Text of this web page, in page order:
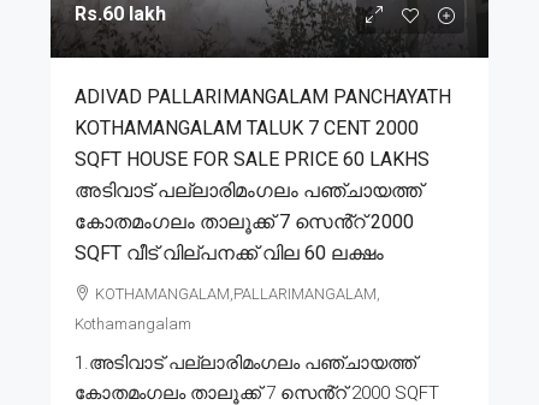
Rs.60 lakh
ADIVAD PALLARIMANGALAM PANCHAYATH
KOTHAMANGALAM TALUK 7 CENT 2000
SQFT HOUSE FOR SALE PRICE 60 LAKHS
അടിവാട് പല്ലാരിമംഗലം പഞ്ചായത്ത്
കോതമംഗലം താലൂക്ക് 7 സെൻ്റ് 2000
SQFT വീട് വില്പനക്ക് വില 60 ലക്ഷം
KOTHAMANGALAM,PALLARIMANGALAM,
Kothamangalam
1.അടിവാട് പല്ലാരിമംഗലം പഞ്ചായത്ത്
കോതമംഗലം താലൂക്ക് 7 സെൻ്റ് 2000 SQFT